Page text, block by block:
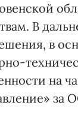
В
в
на
за